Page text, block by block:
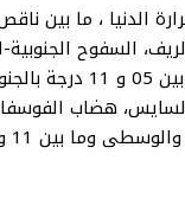
السفوح
العليا الشرقية،
هضاب